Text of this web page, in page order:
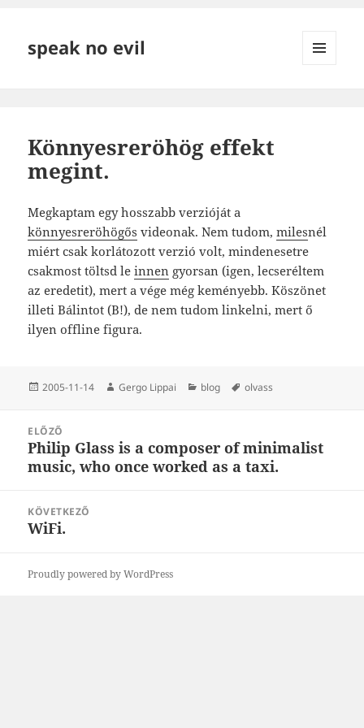
speak no evil
Könnyesreröhög effekt
megint.
Megkaptam egy hosszabb verzióját a
könnyesreröhögős videonak. Nem tudom,milesnél
miért csak korlátozott verzió volt, mindenesetre
csakmost töltsd leinnen gyorsan (igen, lecseréltem
az eredetit), mert a vége még keményebb. Köszönet
illeti Bálintot (B!), de nem tudom linkelni, mert ő
ilyen offline figura.
Közzétéve
2005-11-14 Szerző
Gergo Lippai Kategória
blog Címke
olvass
navigáció
ELŐZŐ
Korábbi
bejegyzések:
Philip Glass is a composer of minimalist
music, who once worked as a taxi.
KÖVETKEZŐ
Következő
WiFi.
Proudly powered by WordPress